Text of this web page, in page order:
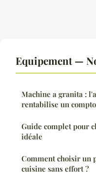
Equipement —
Machine a granita :
rentabilise un
Guide complet pour
idéale
Comment choisir un
cuisine sans effort ?